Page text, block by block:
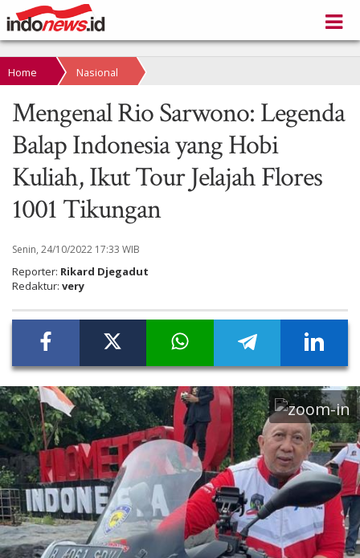
Home Nasional
Mengenal Rio Sarwono: Legenda
Balap Indonesia yang Hobi
Kuliah, Ikut Tour Jelajah Flores
1001 Tikungan
Senin, 24/10/2022 17:33 WIB
Reporter: Rikard Djegadut
Redaktur: very